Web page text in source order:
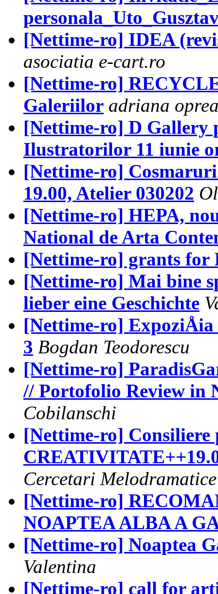
[Nettime-ro] IDEA
asociatia e-cart.ro
[Nettime-ro]
Galeriilor adriana
[Nettime-ro] D Gallery
Ilustratorilor 11 iunie
[Nettime-ro]
19.00, Atelier 030202
[Nettime-ro] HEPA,
National de Arta
[Nettime-ro] grants for
[Nettime-ro] Mai bine
lieber eine Geschichte
[Nettime-ro]
3 Bogdan Teodorescu
[Nettime-ro]
// Portofolio Review in
Cobilanschi
[Nettime-ro] Consiliere
Cercetari Melodramatice
[Nettime-ro]
NOAPTEA ALBA A
[Nettime-ro] Noaptea
Valentina
[Nettime-ro] call for